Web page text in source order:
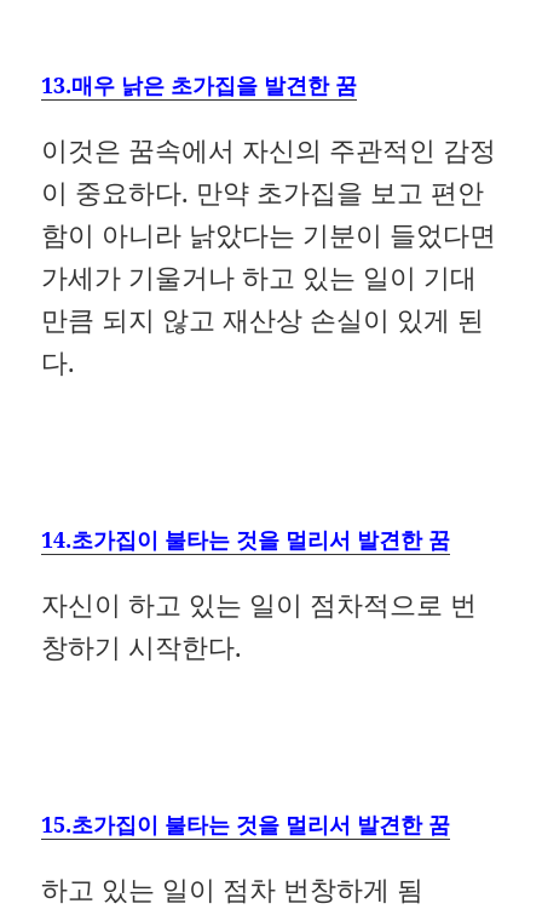
13.매우 낡은 초가집을 발견한 꿈
이것은 꿈속에서 자신의 주관적인 감정
이 중요하다. 만약 초가집을 보고 편안
함이 아니라 낡았다는 기분이 들었다면
가세가 기울거나 하고 있는 일이 기대
만큼 되지 않고 재산상 손실이 있게 된
다.
14.초가집이 불타는 것을 멀리서 발견한 꿈
자신이 하고 있는 일이 점차적으로 번
창하기 시작한다.
15.초가집이 불타는 것을 멀리서 발견한 꿈
하고 있는 일이 점차 번창하게 됨